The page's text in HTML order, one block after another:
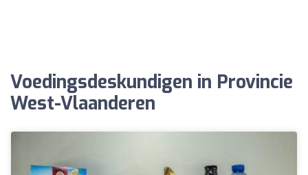
Voedingsdeskundigen in Provincie
West-Vlaanderen